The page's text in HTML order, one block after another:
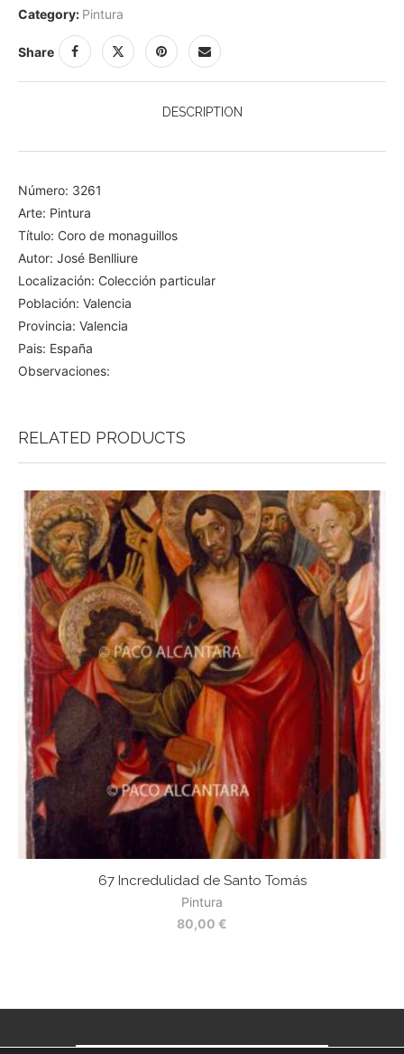
Category: Pintura
Share
DESCRIPTION
Número: 3261
Arte: Pintura
Título: Coro de monaguillos
Autor: José Benlliure
Localización: Colección particular
Población: Valencia
Provincia: Valencia
Pais: España
Observaciones:
RELATED PRODUCTS
67 Incredulidad de Santo Tomás
Pintura
80,00 €